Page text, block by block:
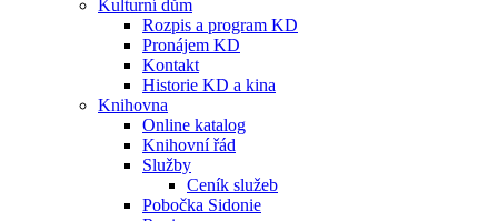
Kulturní dům
Rozpis a program KD
Pronájem KD
Kontakt
Historie KD a kina
Knihovna
Online katalog
Knihovní řád
Služby
Ceník služeb
Pobočka Sidonie